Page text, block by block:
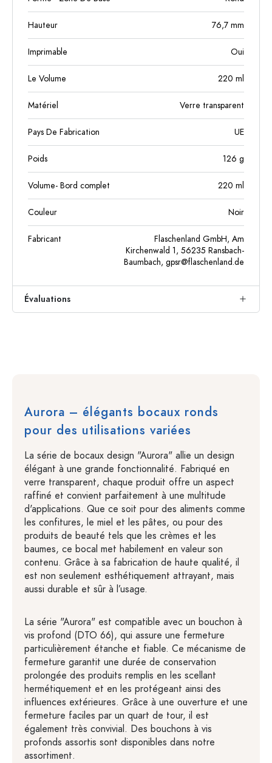
Hauteur 76,7 mm
Imprimable Oui
Le Volume 220 ml
Matériel Verre transparent
Pays De Fabrication UE
Poids 126 g
Volume- Bord complet 220 ml
Couleur Noir
Fabricant
Flaschenland GmbH, Am
Kirchenwald 1, 56235 Ransbach-
Baumbach, gpsr@flaschenland.de
Évaluations
Aurora – élégants bocaux ronds
pour des utilisations variées
La série de bocaux design "Aurora" allie un design
élégant à une grande fonctionnalité. Fabriqué en
verre transparent, chaque produit offre un aspect
raffiné et convient parfaitement à une multitude
d'applications. Que ce soit pour des aliments comme
les confitures, le miel et les pâtes, ou pour des
produits de beauté tels que les crèmes et les
baumes, ce bocal met habilement en valeur son
contenu. Grâce à sa fabrication de haute qualité, il
est non seulement esthétiquement attrayant, mais
aussi durable et sûr à l’usage.
La série "Aurora" est compatible avec un bouchon à
vis profond (DTO 66), qui assure une fermeture
particulièrement étanche et fiable. Ce mécanisme de
fermeture garantit une durée de conservation
prolongée des produits remplis en les scellant
hermétiquement et en les protégeant ainsi des
influences extérieures. Grâce à une ouverture et une
fermeture faciles par un quart de tour, il est
également très convivial. Des bouchons à vis
profonds assortis sont disponibles dans notre
assortiment.